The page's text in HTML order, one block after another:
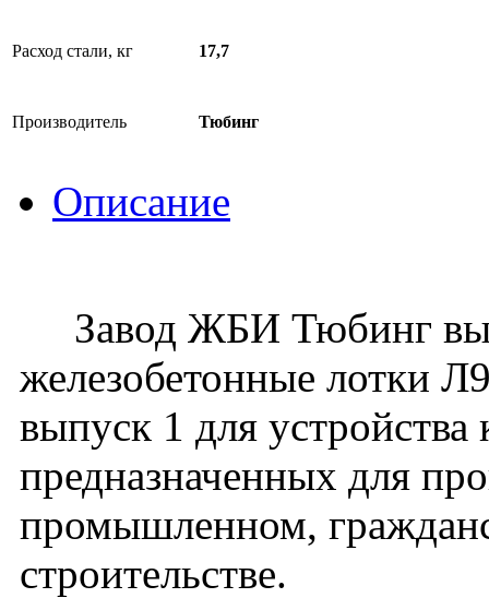
Расход стали, кг 17,7
Производитель Тюбинг
Описание
Завод ЖБИ Тюбинг
железобетонные лотки
выпуск 1 для устройства
предназначенных для
промышленном,
строительстве.